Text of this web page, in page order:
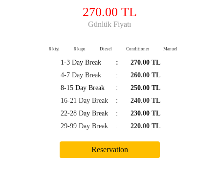
270.00 TL
Günlük Fiyatı
6 kişi 6 kapı Diesel Conditioner Manuel
1-3 Day Break :
270.00 TL
4-7 Day Break
:
260.00 TL
8-15 Day Break
:
250.00 TL
16-21 Day Break
:
240.00 TL
22-28 Day Break
:
230.00 TL
29-99 Day Break
: 220.00 TL